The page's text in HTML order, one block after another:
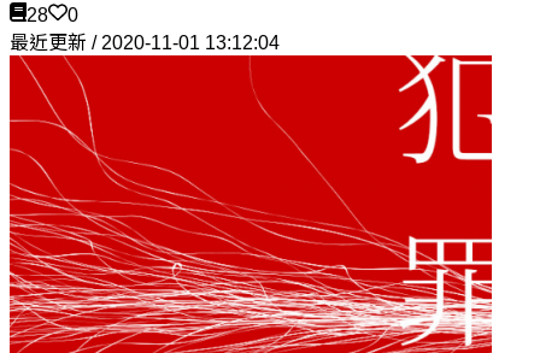
28
0
最近更新 / 2020-11-01 13:12:04